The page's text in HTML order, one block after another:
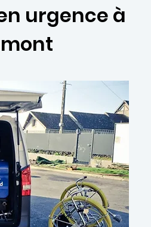
urgence à